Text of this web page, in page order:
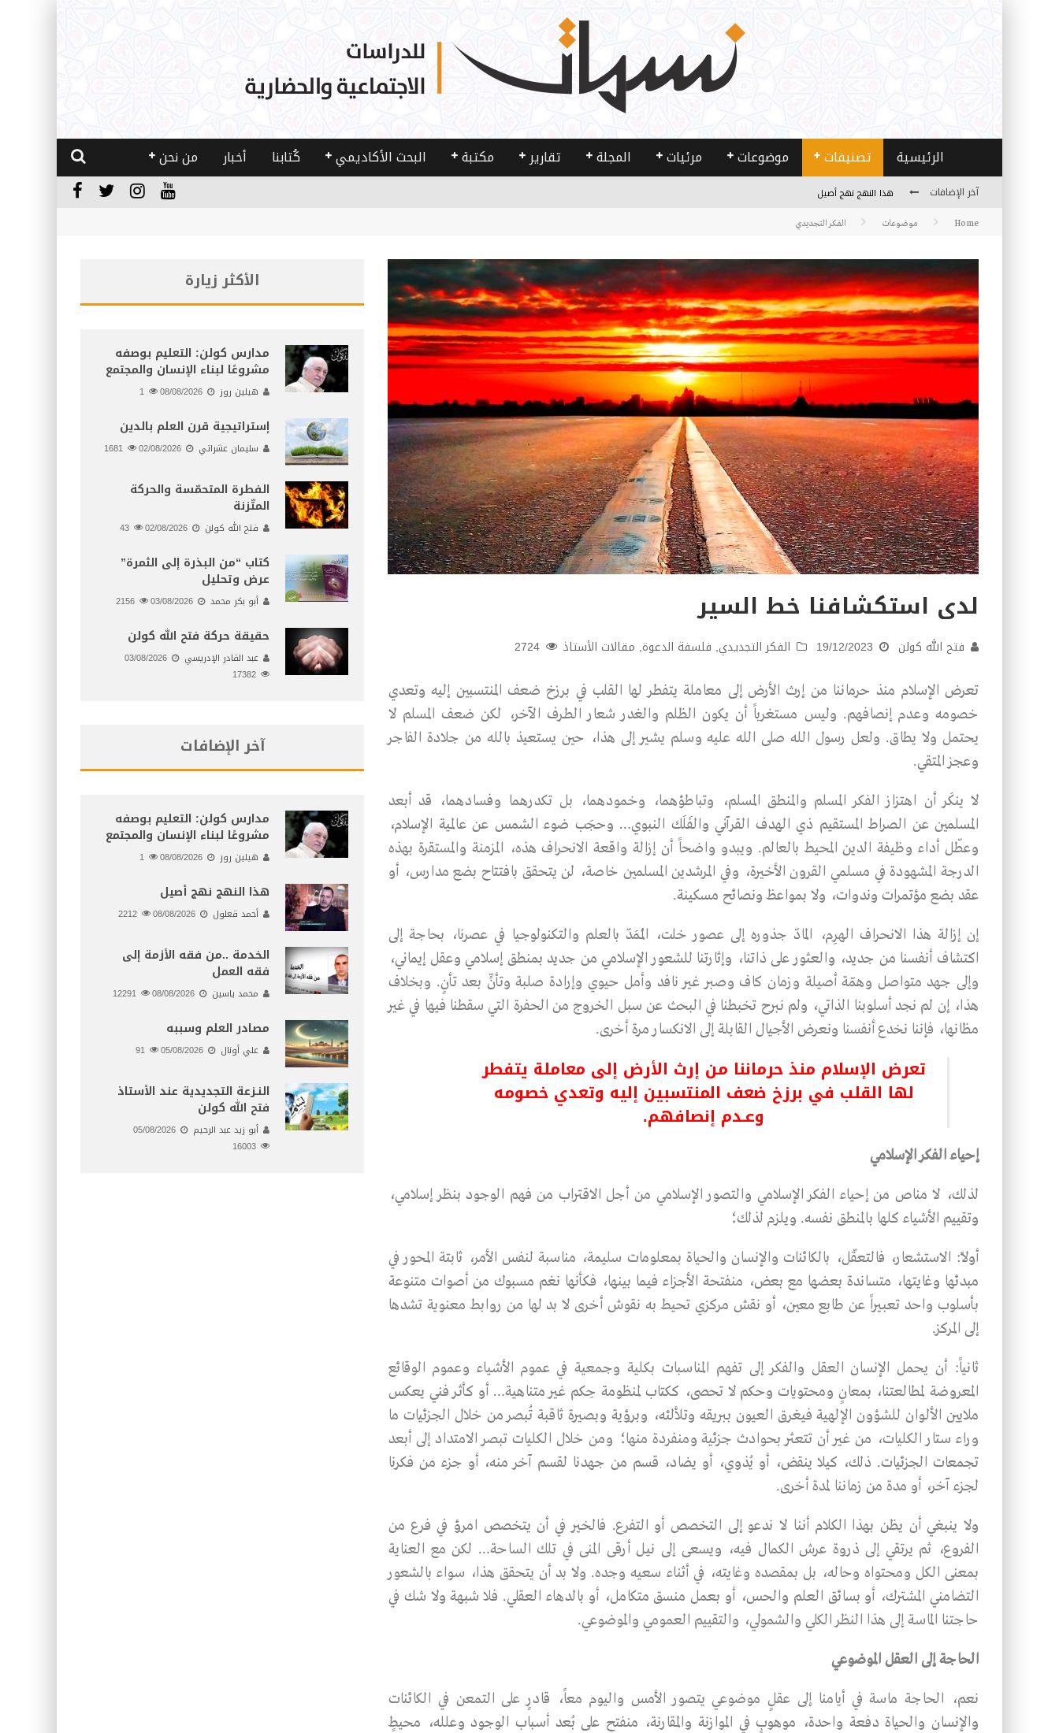
الرئيسية تصنيفات موضوعات مرئيات المجلة تقارير مكتبة البحث الأكاديمي كُتابنا أخبار من نحن
آخر الإضافات
الخدمة ..من فقه الأزمة إلى فقه العمل
مصادر العلم وسببه
النـزعة التجديدية عند الأستاذ فتح الله كولن
مدارس كولن: التعليم بوصفه مشروعًا لبناء الإنسان والمجتمع
هذا النهج نهج أصيل
Home موضوعات الفكر التجديدي
لدى استكشافنا خط السير
فتح الله كولن 19/12/2023 الفكر التجديدي, فلسفة الدعوة, مقالات الأستاذ
تعرض الإسلام منذ حرماننا من إرث الأرض إلى معاملة يتفطر لها القلب في برزخ ضعف المنتسبين إليه وتعدي
خصومه وعـدم إنصافهم. وليس مستغرباً أن يكون الظلم والغدر شعار الطرف الآخر، لكن ضعف المسلم لا
يحتمل ولا يطاق. ولعل رسول الله صلى الله عليه وسلم يشير إلى هذا، حين يستعيذ بالله من جلادة الفاجر
وعجز المتقي.
لا ينكَر أن اهتزاز الفكر المسلم والمنطق المسلم، وتباطؤهما، وخمودهما، بل تكدرهما وفسادهما، قد أبعد
المسلمين عن الصراط المستقيم ذي الهدف القرآني والفَلَك النبوي… وحجَب ضوء الشمس عن عالمية الإسلام،
وعطّل أداء وظيفة الدين المحيط بالعالم. ويبدو واضحاً أن إزالة واقعة الانحراف هذه، المزمنة والمستقرة بهذه
الدرجة المشهودة في مسلمي القرون الأخيرة، وفي المرشدين المسلمين خاصة، لن يتحقق بافتتاح بضع مدارس، أو
عقد بضع مؤتمرات وندوات، ولا بمواعظ ونصائح مسكينة.
إن إزالة هذا الانحراف الهرِم، المادّ جذوره إلى عصور خلت، المُمَدّ بالعلم والتكنولوجيا في عصرنا، بحاجة إلى
اكتشاف أنفسنا من جديد، والعثور على ذاتنا، وإثارتنا للشعور الإسلامي من جديد بمنطق إسلامي وعقل إيماني،
وإلى جهد متواصل وهمّة أصيلة وزمان كاف وصبر غير نافد وأمل حيوي وإرادة صلبة وتأنٍّ بعد تأنٍ. وبخلاف
هذا، إن لم نجد أسلوبنا الذاتي، ولم نبرح تخبطنا في البحث عن سبل الخروج من الحفرة التي سقطنا فيها في غير
مظانها، فإننا نخدع أنفسنا ونعرض الأجيال القابلة إلى الانكسار مرة أخرى.
تعرض الإسلام منذ حرماننا من إرث الأرض إلى معاملة يتفطر
لها القلب في برزخ ضعف المنتسبين إليه وتعدي خصومه
وعـدم إنصافهم.
إحياء الفكر الإسلامي
لذلك، لا مناص من إحياء الفكر الإسلامي والتصور الإسلامي من أجل الاقتراب من فهم الوجود بنظر إسلامي،
وتقييم الأشياء كلها بالمنطق نفسه. ويلزم لذلك؛
أولاً: الاستشعار، فالتعقّل، بالكائنات والإنسان والحياة بمعلومات سليمة، مناسبة لنفس الأمر، ثابتة المحور في
مبدئها وغايتها، متساندة بعضها مع بعض، منفتحة الأجزاء فيما بينها، فكأنها نغم مسبوك من أصوات متنوعة
بأسلوب واحد تعبيراً عن طابع معين، أو نقش مركزي تحيط به نقوش أخرى لا بد لها من روابط معنوية تشدها
إلى المركز.
ثانياً: أن يحمل الإنسان العقل والفكر إلى تفهم المناسـبات بكلية وجمعية في عموم الأشـياء وعموم الوقائع
المعروضة لمطالعتنا، بمعانٍ ومحتويات وحكم لا تحصى، ككتاب لمنظومة حِكم غير متناهية… أو كأثـر فني يعكس
ملايين الألـوان للشـؤون الإلهية فيغرق العيون ببريقه وتلألئه، وبرؤية وبصيرة ثاقبة تُبصر من خلال الجزئيات ما
وراء سـتار الكليات، من غير أن تتعثر بحوادث جزئية ومنفردة منها؛ ومن خلال الكليات تبصر الامتداد إلى أبعد
تجمعات الجزئيات. ذلك، كيلا ينقض، أو يُذوي، أو يضاد، قسم من جهدنا لقسم آخر منه، أو جزء من فكرنا
لجزء آخر، أو مدة من زماننا لمدة أخرى.
ولا ينبغي أن يظن بهذا الكلام أننـا لا ندعو إلى التخصص أو التفرع. فالخير في أن يتخصص امرؤ في فرع من
الفروع، ثم يرتقي إلى ذروة عرش الكمال فيه، ويسعى إلى نيـل أرقى المنى في تلك السـاحة… لكن مع العناية
بمعنى الكل ومحتواه وحاله، بل بمقصده وغايته، في أثناء سعيه وجده. ولا بد أن يتحقق هذا، سـواء بالشعور
التضامني المشترك، أو بسائق العلم والحس، أو بعمل منسق متكامل، أو بالدهاء العقلي. فلا شبهة ولا شـك في
حاجتنا الماسـة إلى هذا النظر الكلي والشمولي، والتقييم العمومي والموضوعي.
الحاجة إلى العقل الموضوعي
نعم، الحاجة ماسة في أيامنا إلى عقلٍ موضوعي يتصور الأمس واليوم معاً، قادرٍ على التمعن في الكائنات
والإنسان والحياة دفعة واحدة، موهوبٍ في الموازنة والمقارنة، منفتحٍ على بُعد أسـباب الوجود وعلله، محيطٍ
الأكثر زيارة
مدارس كولن: التعليم بوصفه
مشروعًا لبناء الإنسان والمجتمع
هيلين روز 08/08/2026
إستراتيجية قرن العلم بالدين
سليمان عشراتي 02/08/2026
الفطرة المتحمّسة والحركة
المتّزنة
فتح الله كولن 02/08/2026
كتاب “من البذرة إلى الثمرة”
عرض وتحليل
أبو بكر محمد 03/08/2026
حقيقة حركة فتح الله كولن
عبد القادر الإدريسي
03/08/2026
آخر الإضافات
مدارس كولن: التعليم بوصفه
مشروعًا لبناء الإنسان والمجتمع
هيلين روز 08/08/2026
هذا النهج نهج أصيل
أحمد قعلول 08/08/2026
الخدمة ..من فقه الأزمة إلى
فقه العمل
محمد ياسين 08/08/2026
مصادر العلم وسببه
علي أونال 05/08/2026
النـزعة التجديدية عند الأستاذ
فتح الله كولن
أبو زيد عبد الرحيم
05/08/2026